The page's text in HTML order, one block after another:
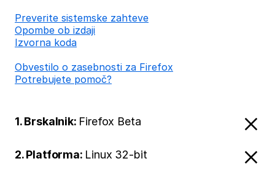
Preverite sistemske zahteve
Opombe ob izdaji
Izvorna koda
Obvestilo o zasebnosti za Firefox
Potrebujete pomoč?
1. Brskalnik: Firefox Beta
2. Platforma: Linux 32-bit